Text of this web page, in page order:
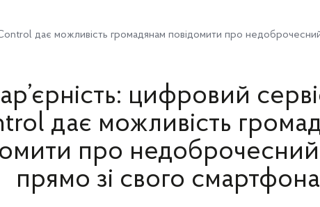
дає можливість громадянам повідомити про
цифровий
дає можливість
про недоброчесний
прямо зі свого смартфона